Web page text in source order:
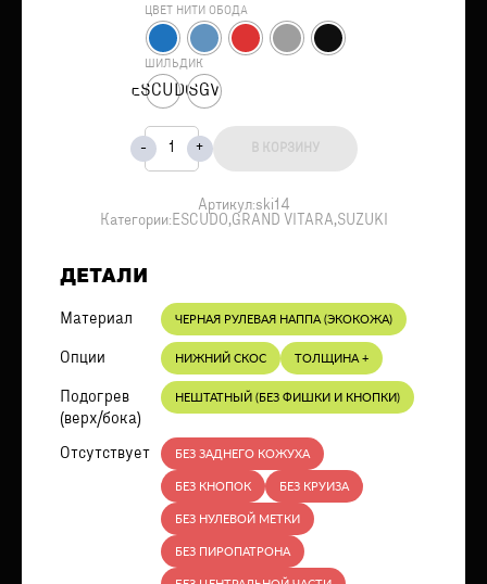
ЦВЕТ НИТИ ОБОДА
ШИЛЬДИК
ESCUDOSGV
В КОРЗИНУ
Артикул:ski14
Категории: ESCUDO,GRAND VITARA,SUZUKI
ДЕТАЛИ
Материал ЧЕРНАЯ РУЛЕВАЯ НАППА (ЭКОКОЖА)
Опции НИЖНИЙ СКОС ТОЛЩИНА +
Подогрев
(верх/бока)
НЕШТАТНЫЙ (БЕЗ ФИШКИ И КНОПКИ)
Отсутствует БЕЗ ЗАДНЕГО КОЖУХА
БЕЗ КНОПОК БЕЗ КРУИЗА
БЕЗ НУЛЕВОЙ МЕТКИ
БЕЗ ПИРОПАТРОНА